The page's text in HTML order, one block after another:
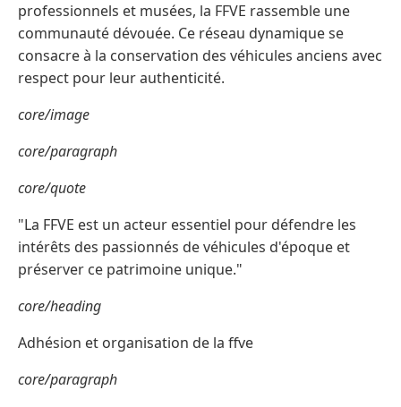
professionnels et musées, la FFVE rassemble une
communauté dévouée. Ce réseau dynamique se
consacre à la conservation des véhicules anciens avec
respect pour leur authenticité.
core/image
core/paragraph
core/quote
"La FFVE est un acteur essentiel pour défendre les
intérêts des passionnés de véhicules d'époque et
préserver ce patrimoine unique."
core/heading
Adhésion et organisation de la ffve
core/paragraph